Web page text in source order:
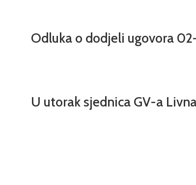
Odluka o dodjeli ugovora
U utorak sjednica GV-a